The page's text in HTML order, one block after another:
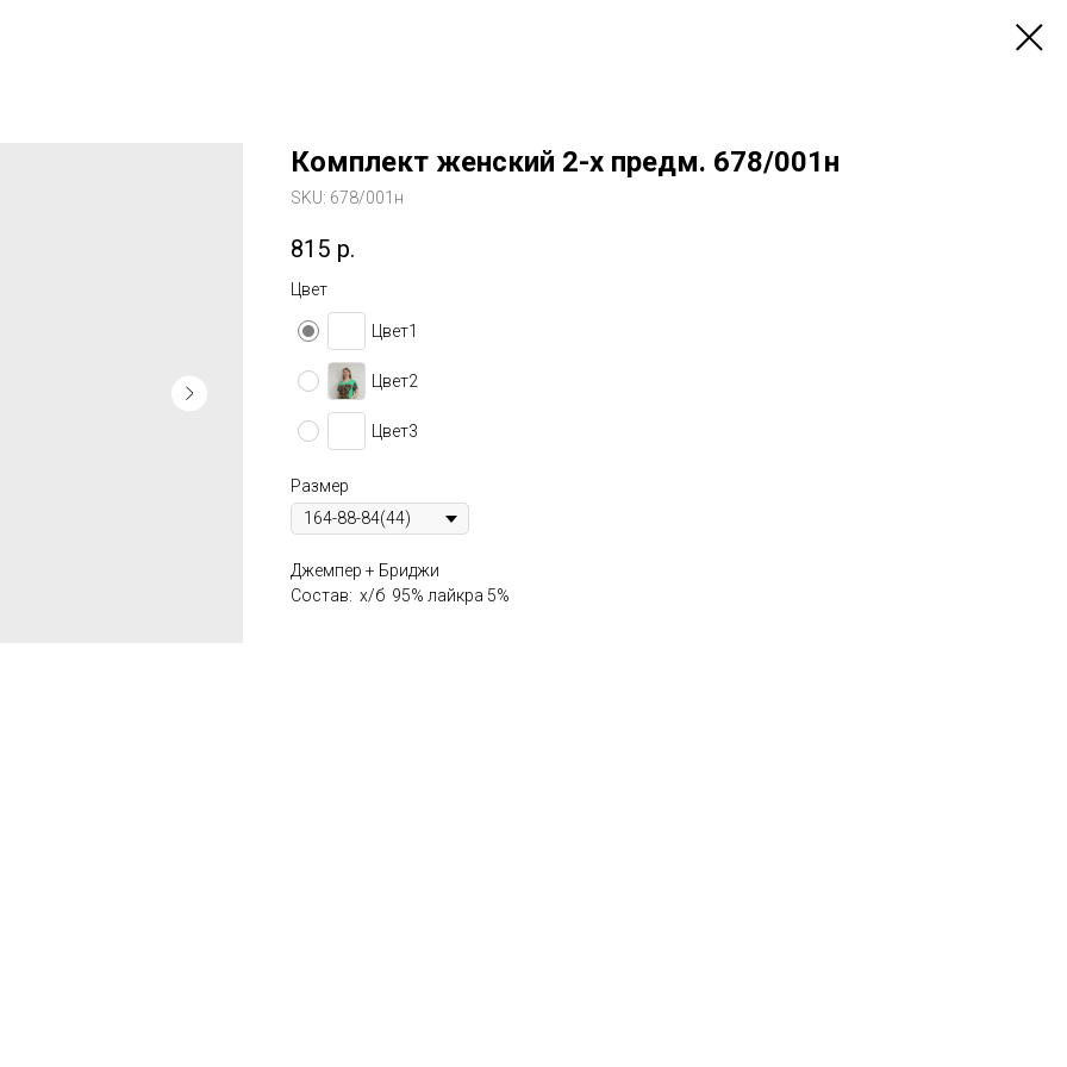
Комплект женский 2-х предм. 678/001н
SKU: 678/001н
815 р.
Цвет
Цвет1
Цвет2
Цвет3
Размер
Джемпер + Бриджи
Состав: х/б 95% лайкра 5%